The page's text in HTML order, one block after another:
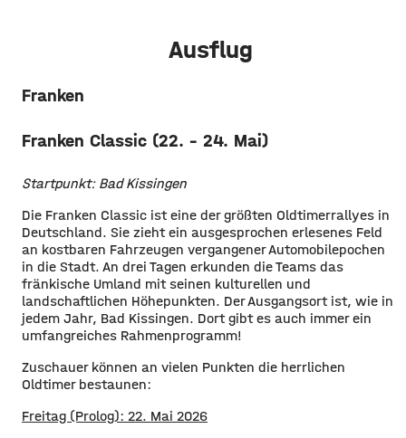
Ausflug
Franken
Franken Classic (22. – 24. Mai)
Startpunkt: Bad Kissingen
Die Franken Classic ist eine der größten Oldtimerrallyes in
Deutschland. Sie zieht ein ausgesprochen erlesenes Feld
an kostbaren Fahrzeugen vergangener Automobilepochen
in die Stadt. An drei Tagen erkunden die Teams das
fränkische Umland mit seinen kulturellen und
landschaftlichen Höhepunkten. Der Ausgangsort ist, wie in
jedem Jahr, Bad Kissingen. Dort gibt es auch immer ein
umfangreiches Rahmenprogramm!
Zuschauer können an vielen Punkten die herrlichen
Oldtimer bestaunen:
Freitag (Prolog): 22. Mai 2026